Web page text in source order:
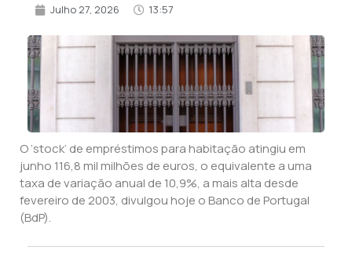
Julho 27, 2026 13:57
O ‘stock’ de empréstimos para habitação atingiu em
junho 116,8 mil milhões de euros, o equivalente a uma
taxa de variação anual de 10,9%, a mais alta desde
fevereiro de 2003, divulgou hoje o Banco de Portugal
(BdP).